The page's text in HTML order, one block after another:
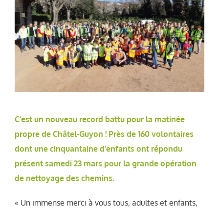
C’est un nouveau record battu pour la matinée
propre de Châtel-Guyon ! Près de 160 volontaires
dont une cinquantaine d’enfants ont répondu
présent samedi 23 mars pour la grande opération
de nettoyage des chemins.
« Un immense merci à vous tous, adultes et enfants,